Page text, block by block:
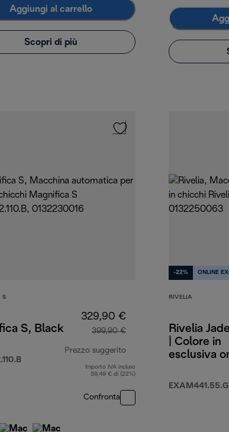
Aggiungi al carrello
Scopri di più
€
S
S, Black
329,90 €
399,90 €
Prezzo suggerito
prezzo originale 399,90 €
Importo IVA incluso
59,49 € di (22%)
Confronta
-22% ONLINE
RIVELIA
Rivelia
| Colore in
esclusiva